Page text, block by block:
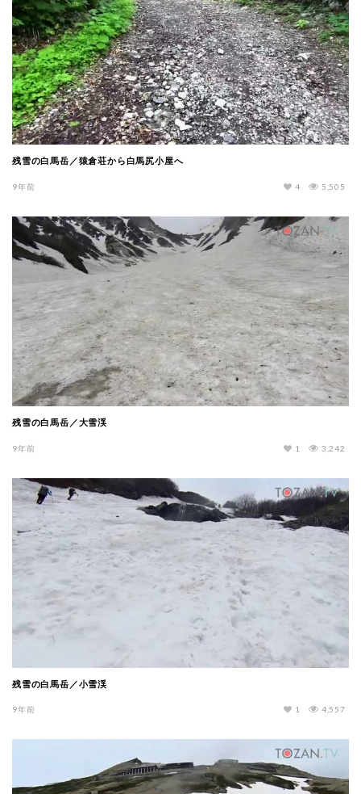
残雪の白馬岳／猿倉荘から白馬尻小屋へ
9年前 5,505
4
残雪の白馬岳／大雪渓
9年前 3,242
1
残雪の白馬岳／小雪渓
9年前 4,557
1